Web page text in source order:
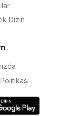
Dizin